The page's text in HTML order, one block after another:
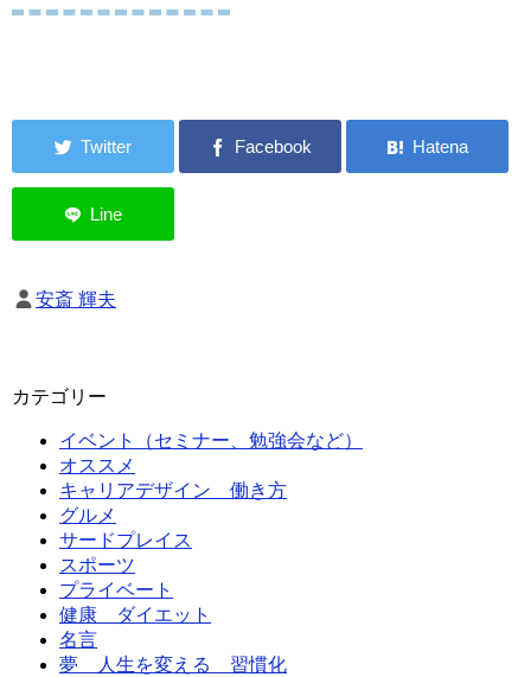
安斎 輝夫
カテゴリー
イベント（セミナー、勉強会など）
オススメ
キャリアデザイン 働き方
グルメ
サードプレイス
スポーツ
プライベート
健康 ダイエット
名言
夢 人生を変える 習慣化